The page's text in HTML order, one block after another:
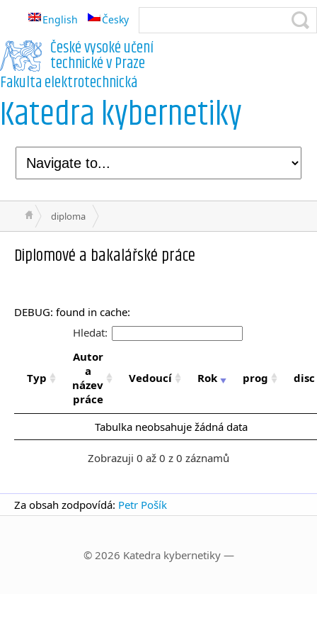
English Česky
České vysoké učení
technické v Praze
Fakulta elektrotechnická
Katedra kybernetiky
diploma
Diplomové a bakalářské práce
DEBUG: found in cache:
Hledat:
Typ
Autor
a
název
práce
Vedoucí Rok prog disc
Tabulka neobsahuje žádná data
Zobrazuji 0 až 0 z 0 záznamů
Za obsah zodpovídá: Petr Pošík
© 2026 Katedra kybernetiky —